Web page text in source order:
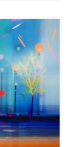
ΣΑΒΒΑΤΟ, 21
και
σχολή χορού –
Πάτρα
και